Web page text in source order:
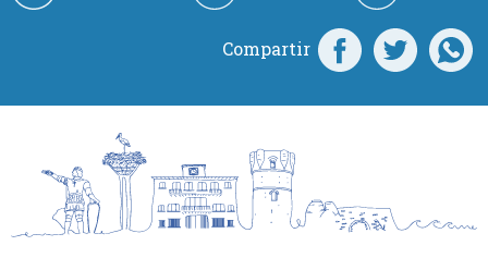
Compartir